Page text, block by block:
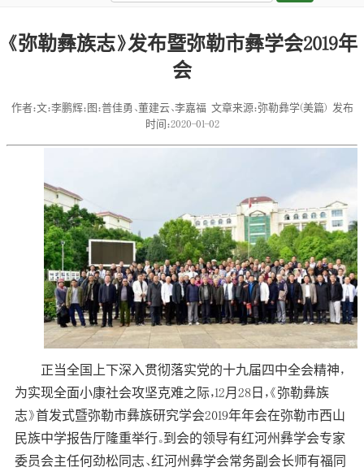
《弥勒彝族志》发布暨弥勒市彝学会2019年
会
作者：文：李鹏辉；图：普佳勇、董建云、李嘉福 文章来源：弥勒彝学(美篇)
发布
时间：2020-01-02
正当全国上下深入贯彻落实党的十九届四中全会精神，
为实现全面小康社会攻坚克难之际，12月28日，《弥勒彝族
志》首发式暨弥勒市彝族研究学会2019年年会在弥勒市西山
民族中学报告厅隆重举行。到会的领导有红河州彝学会专家
委员会主任何劲松同志、红河州彝学会常务副会长师有福同